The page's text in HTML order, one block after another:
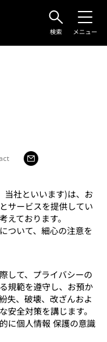
検索 メニュー
当社といいます)は、お
サービスを提供してい
えております。
ついて、細心の注意を
して、プライバシーの
規範を遵守し、お預か
失、破壊、改ざんおよ
安全対策を講じます。
に個人情報 保護の意識